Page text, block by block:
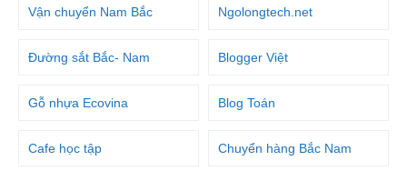
Vận chuyển Nam Bắc Ngolongtech.net
Đường sắt Bắc- Nam Blogger Việt
Gỗ nhựa Ecovina Blog Toán
Cafe học tập Chuyển hàng Bắc Nam